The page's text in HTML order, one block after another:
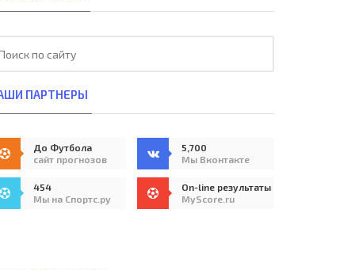
ПАРТНЕРЫ
До Футбола
сайт прогнозов
5,700
Мы Вконтакте
454
Мы на Спортс.ру
On-line результаты
MyScore.ru